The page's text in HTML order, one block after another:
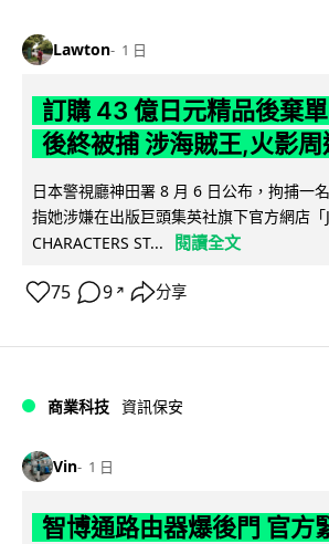
Lawton 1 日
訂購 43 億日元精品後棄
後終被捕 涉海賊王,火影周
日本警視廳神田署 8 月 6 日公布，拘捕一
指她涉嫌在出版巨頭集英社旗下官方網店「
CHARACTERS ST...
閱讀全文
75 9 ↗ 分享
商業科技 資訊保安
Vin 1 日
智博通路由器爆後門 官方